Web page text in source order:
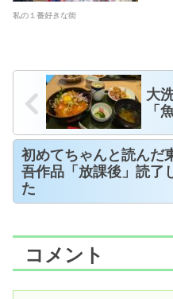
私の１番好きな街
大
「
初めてちゃんと読んだ
吾作品「放課後」読了
た
コメント